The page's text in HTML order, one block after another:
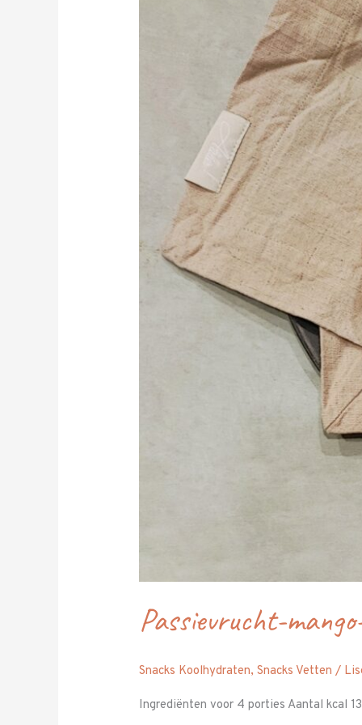
Passievrucht-
Snacks Koolhydraten,Snacks Vetten /
Ingrediënten voor 4 porties Aantal kcal